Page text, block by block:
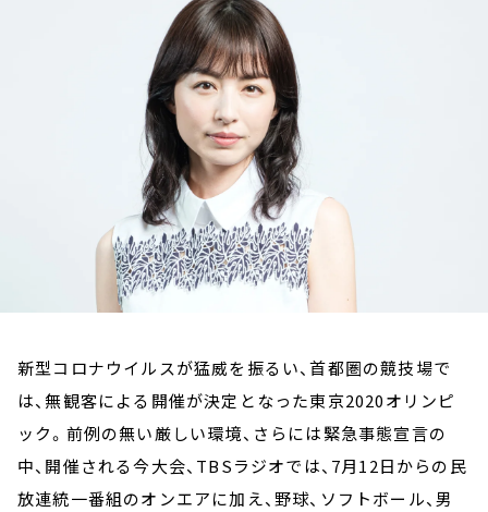
TBS Podcast
イベント・グッズ
YouTube
新型コロナウイルスが猛威を振るい、首都圏の競技場で
は、無観客による開催が決定となった東京2020オリンピ
ック。前例の無い厳しい環境、さらには緊急事態宣言の
中、開催される今大会、TBSラジオでは、7月12日からの民
放連統一番組のオンエアに加え、野球、ソフトボール、男